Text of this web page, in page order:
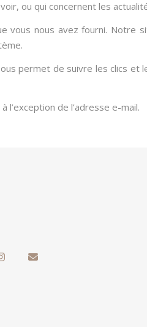
ou qui concernent les
vous nous avez fourni. Notre
permet de suivre les clics et
de l’adresse e-mail.